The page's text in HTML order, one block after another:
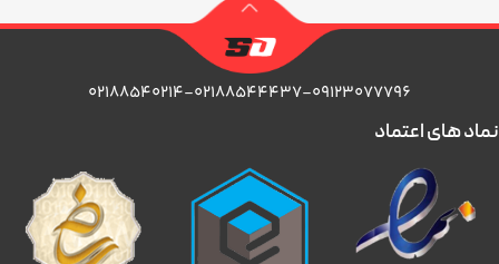
۰۲۱۸۸۵۴۰۲۱۴-۰۲۱۸۸۵۴۴۴۳۷-۰۹۱۲۳۰۷۷۷۹۶
نماد های اعتماد